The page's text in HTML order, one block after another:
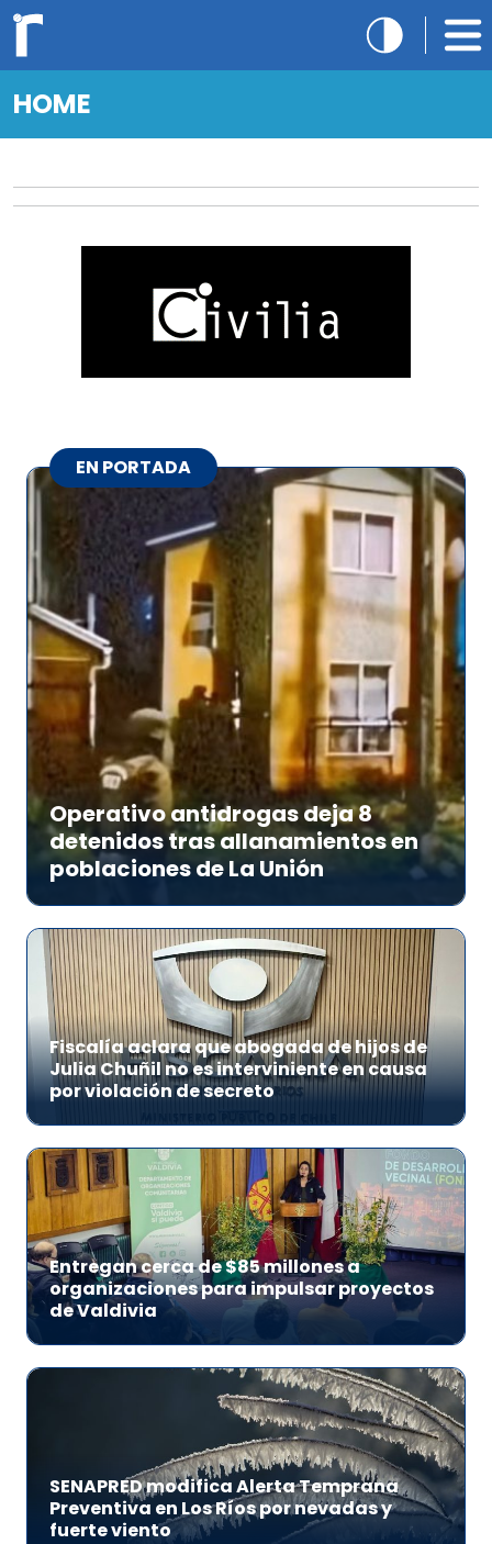
HOME
EN PORTADA
Operativo antidrogas deja 8
detenidos tras allanamientos en
poblaciones de La Unión
Fiscalía aclara que abogada de hijos de
Julia Chuñil no es interviniente en causa
por violación de secreto
Entregan cerca de $85 millones a
organizaciones para impulsar proyectos
de Valdivia
SENAPRED modifica Alerta Temprana
Preventiva en Los Ríos por nevadas y
fuerte viento